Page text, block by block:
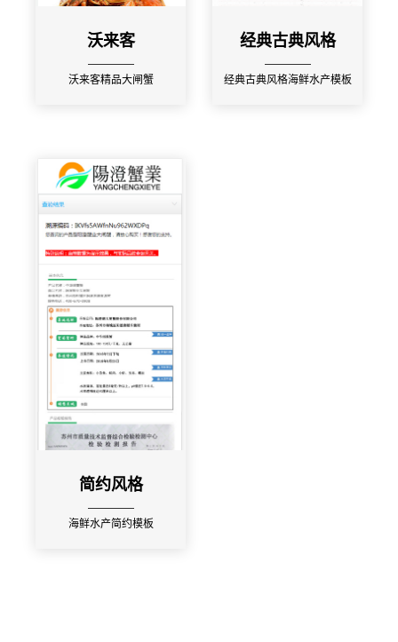
沃来客
沃来客精品大闸蟹
经典古典风格
经典古典风格海鲜水产模板
扫码预览效果
简约风格
海鲜水产简约模板